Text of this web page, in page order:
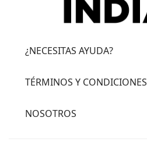
¿NECESITAS AYUDA?
TÉRMINOS Y CONDICIONES
NOSOTROS